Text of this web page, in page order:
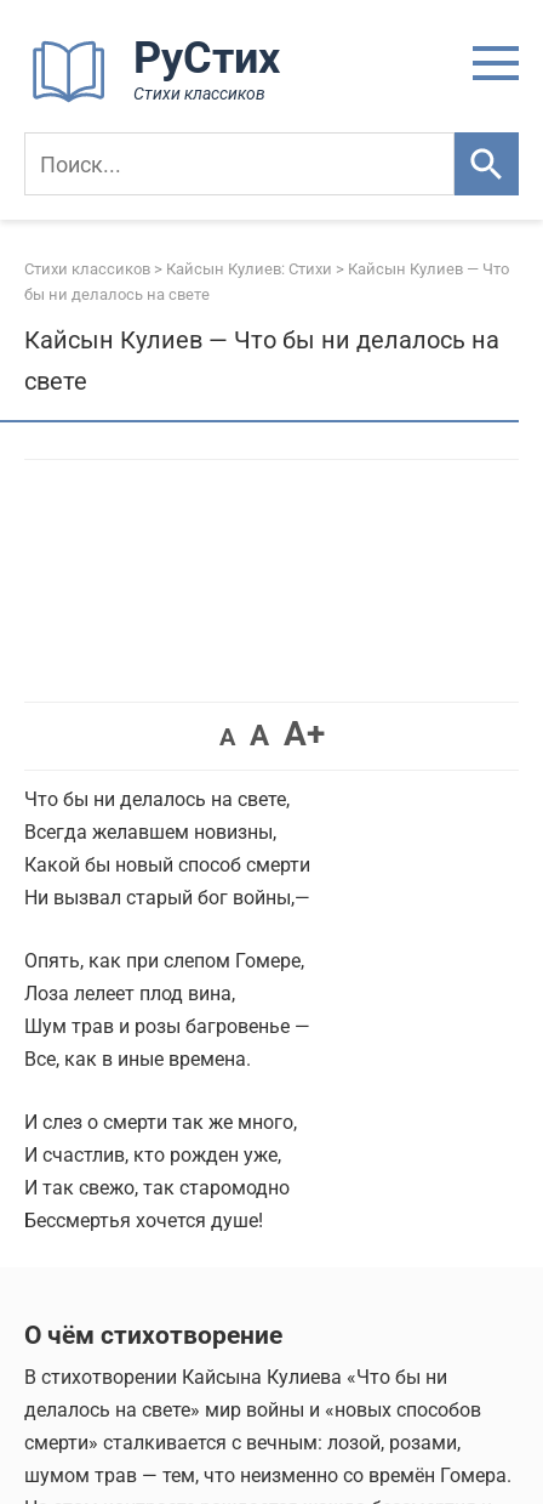
контенту
РуСтих
Стихи классиков
Стихи классиков > Кайсын Кулиев: Стихи > Кайсын Кулиев — Что
бы ни делалось на свете
Кайсын Кулиев — Что бы ни делалось на
свете
A A A+
Что бы ни делалось на свете,
Всегда желавшем новизны,
Какой бы новый способ смерти
Ни вызвал старый бог войны,—
Опять, как при слепом Гомере,
Лоза лелеет плод вина,
Шум трав и розы багровенье —
Все, как в иные времена.
И слез о смерти так же много,
И счастлив, кто рожден уже,
И так свежо, так старомодно
Бессмертья хочется душе!
О чём стихотворение
В стихотворении Кайсына Кулиева «Что бы ни
делалось на свете» мир войны и «новых способов
смерти» сталкивается с вечным: лозой, розами,
шумом трав — тем, что неизменно со времён Гомера.